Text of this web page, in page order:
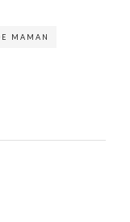
MAMAN